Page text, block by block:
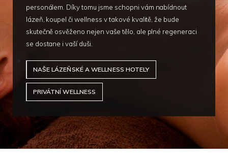
personálem. Díky tomu jsme schopni vám nabídnout
lázeň, koupel či wellness v takové kvalitě, že bude
skutečně osvěženo nejen vaše tělo, ale plné regeneraci
se dostane i vaší duši.
NAŠE LÁZEŇSKÉ A WELLNESS HOTELY
PRIVÁTNÍ WELLNESS